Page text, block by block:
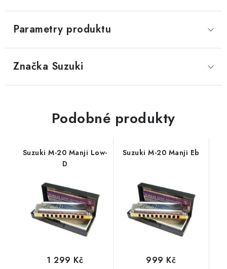
Parametry produktu
Značka Suzuki
Podobné produkty
Suzuki M-20 Manji Low-
D
1 299 Kč
Suzuki M-20 Manji Eb
999 Kč